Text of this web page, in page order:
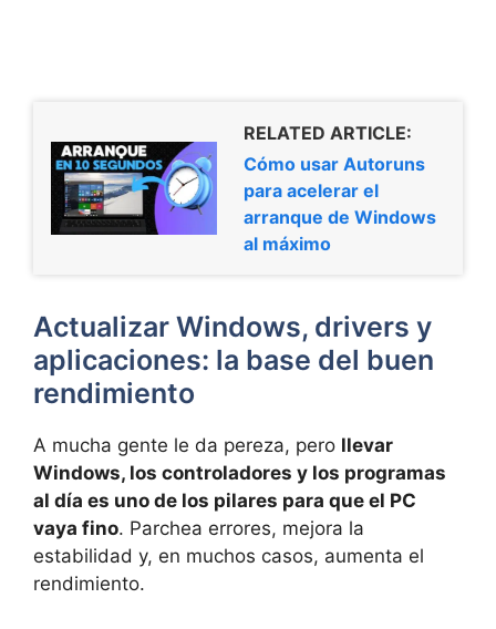
RELATED ARTICLE:
Cómo usar Autoruns
para acelerar el
arranque de Windows
al máximo
Actualizar Windows, drivers y
aplicaciones: la base del buen
rendimiento
A mucha gente le da pereza, pero llevar
Windows, los controladores y los programas
al día es uno de los pilares para que el PC
vaya fino. Parchea errores, mejora la
estabilidad y, en muchos casos, aumenta el
rendimiento.